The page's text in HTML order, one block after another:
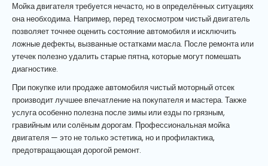
Мойка двигателя требуется нечасто, но в определённых ситуациях
она необходима. Например, перед техосмотром чистый двигатель
позволяет точнее оценить состояние автомобиля и исключить
ложные дефекты, вызванные остатками масла. После ремонта или
утечек полезно удалить старые пятна, которые могут помешать
диагностике.
При покупке или продаже автомобиля чистый моторный отсек
производит лучшее впечатление на покупателя и мастера. Также
услуга особенно полезна после зимы или езды по грязным,
гравийным или солёным дорогам. Профессиональная мойка
двигателя — это не только эстетика, но и профилактика,
предотвращающая дорогой ремонт.